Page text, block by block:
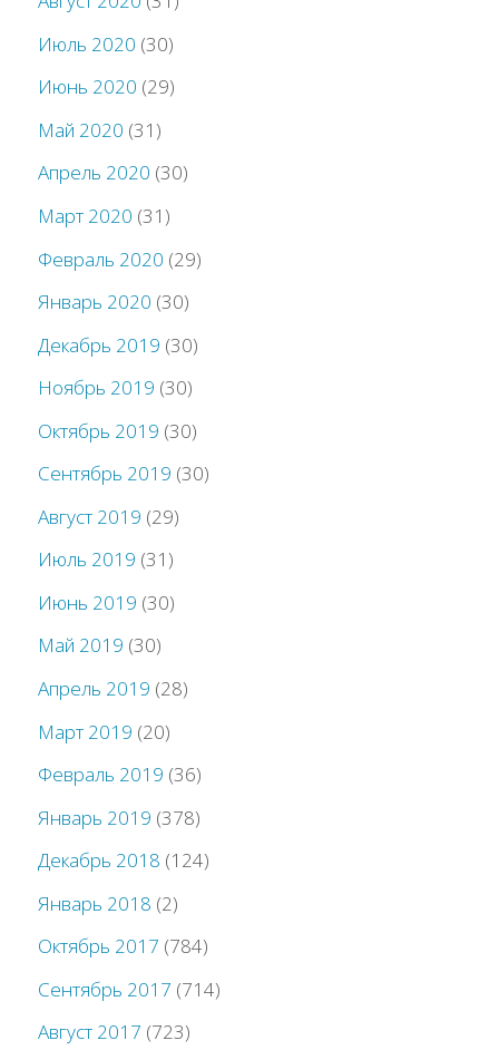
Июль 2020 (30)
Июнь 2020 (29)
Май 2020 (31)
Апрель 2020 (30)
Март 2020 (31)
Февраль 2020 (29)
Январь 2020 (30)
Декабрь 2019 (30)
Ноябрь 2019 (30)
Октябрь 2019 (30)
Сентябрь 2019 (30)
Август 2019 (29)
Июль 2019 (31)
Июнь 2019 (30)
Май 2019 (30)
Апрель 2019 (28)
Март 2019 (20)
Февраль 2019 (36)
Январь 2019 (378)
Декабрь 2018 (124)
Январь 2018 (2)
Октябрь 2017 (784)
Сентябрь 2017 (714)
Август 2017 (723)